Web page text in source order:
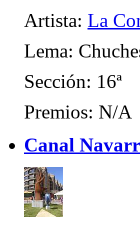
Artista: La
Lema:
Sección: 16ª
Premios: N/A
Canal